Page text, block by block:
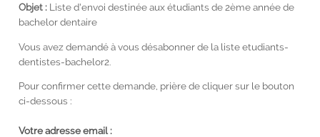
Objet : Liste d'envoi destinée aux étudiants de 2ème année de
bachelor dentaire
Vous avez demandé à vous désabonner de la liste etudiants-
dentistes-bachelor2.
Pour confirmer cette demande, prière de cliquer sur le bouton
ci-dessous :
Votre adresse email :